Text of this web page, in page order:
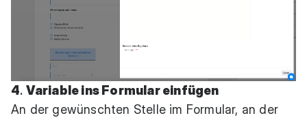
4. Variable ins Formular einfügen
An der gewünschten Stelle im Formular, an der